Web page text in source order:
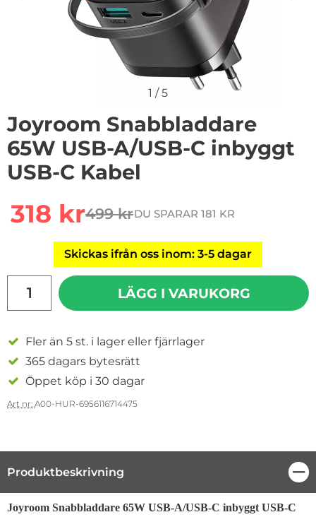
1 /5
Joyroom Snabbladdare
65W USB-A/USB-C inbyggt
USB-C Kabel
rea pris
318 krtidigare pris
499 krDU SPARAR 181 KR
Skickas ifrån oss inom: 3-5 dagar
LÄGG I VARUKORG
Fler än 5 st. i lager eller fjärrlager
365 dagars bytesrätt
Öppet köp i 30 dagar
Art nr: A00-HUR-6956116714475
Produktbeskrivning
Produktbeskrivning
Joyroom Snabbladdare 65W USB-A/USB-C inbyggt USB-C